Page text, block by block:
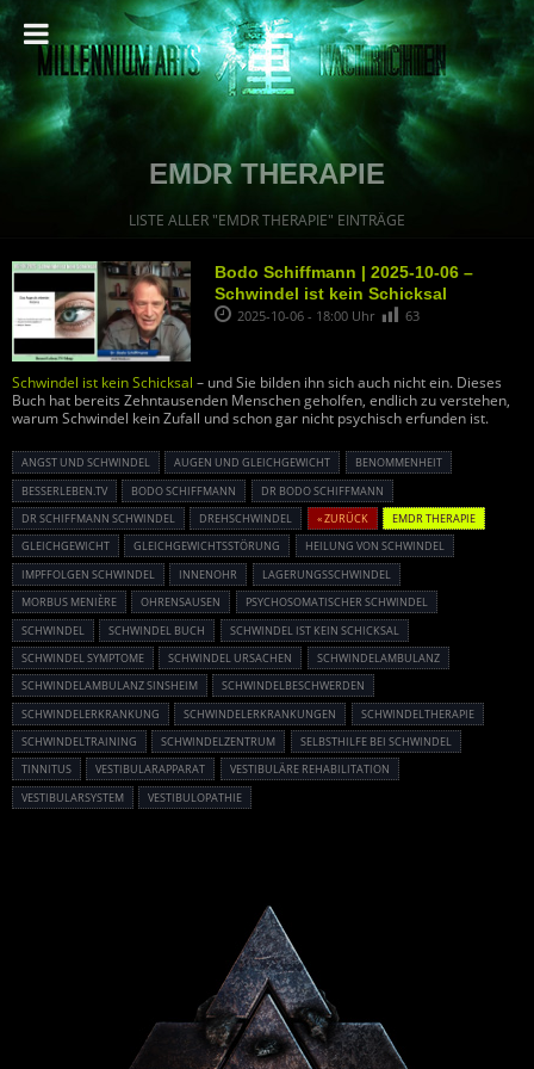
EMDR THERAPIE
LISTE ALLER "EMDR THERAPIE" EINTRÄGE
Bodo Schiffmann | 2025-10-06 –
Schwindel ist kein Schicksal
2025-10-06 - 18:00 Uhr 63
Schwindel ist kein Schicksal – und Sie bilden ihn sich auch nicht ein. Dieses
Buch hat bereits Zehntausenden Menschen geholfen, endlich zu verstehen,
warum Schwindel kein Zufall und schon gar nicht psychisch erfunden ist.
ANGST UND SCHWINDEL AUGEN UND GLEICHGEWICHT
BENOMMENHEIT
BESSERLEBEN.TV
BODO SCHIFFMANN
DR BODO SCHIFFMANN
DR SCHIFFMANN SCHWINDEL
DREHSCHWINDEL « ZURÜCK
EMDR THERAPIE
GLEICHGEWICHT
GLEICHGEWICHTSSTÖRUNG
HEILUNG VON SCHWINDEL
IMPFFOLGEN SCHWINDEL
INNENOHR
LAGERUNGSSCHWINDEL
MORBUS MENIÈRE
OHRENSAUSEN
PSYCHOSOMATISCHER SCHWINDEL
SCHWINDEL
SCHWINDEL BUCH
SCHWINDEL IST KEIN SCHICKSAL
SCHWINDEL SYMPTOME
SCHWINDEL URSACHEN
SCHWINDELAMBULANZ
SCHWINDELAMBULANZ SINSHEIM
SCHWINDELBESCHWERDEN
SCHWINDELERKRANKUNG
SCHWINDELERKRANKUNGEN
SCHWINDELTHERAPIE
SCHWINDELTRAINING
SCHWINDELZENTRUM
SELBSTHILFE BEI SCHWINDEL
TINNITUS
VESTIBULARAPPARAT
VESTIBULÄRE REHABILITATION
VESTIBULARSYSTEM
VESTIBULOPATHIE
Powered By :